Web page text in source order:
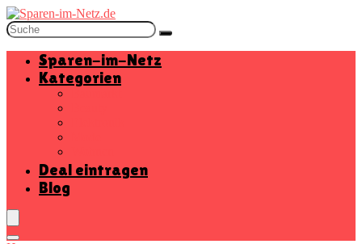
Sparen-im-Netz
Kategorien
Deal eintragen
Blog